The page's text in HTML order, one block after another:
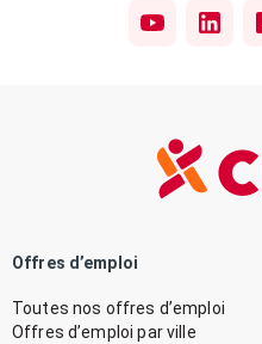
Offres d’emploi
Toutes nos offres d’emploi
Offres d’emploi par ville